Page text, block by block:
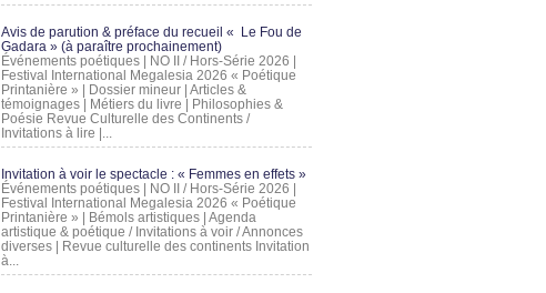
Avis de parution & préface du recueil « Le Fou de
Gadara » (à paraître prochainement)
Événements poétiques | NO II / Hors-Série 2026 |
Festival International Megalesia 2026 « Poétique
Printanière » | Dossier mineur | Articles &
témoignages | Métiers du livre | Philosophies &
Poésie Revue Culturelle des Continents /
Invitations à lire |...
Invitation à voir le spectacle : « Femmes en effets »
Événements poétiques | NO II / Hors-Série 2026 |
Festival International Megalesia 2026 « Poétique
Printanière » | Bémols artistiques | Agenda
artistique & poétique / Invitations à voir / Annonces
diverses | Revue culturelle des continents Invitation
à...